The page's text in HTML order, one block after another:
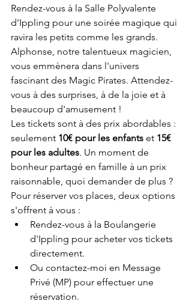
Rendez-vous à la Salle Polyvalente
d'Ippling pour une soirée magique qui
ravira les petits comme les grands.
Alphonse, notre talentueux magicien,
vous emmènera dans l'univers
fascinant des Magic Pirates. Attendez-
vous à des surprises, à de la joie et à
beaucoup d'amusement !
Les tickets sont à des prix abordables :
seulement 10€ pour les enfants et 15€
pour les adultes. Un moment de
bonheur partagé en famille à un prix
raisonnable, quoi demander de plus ?
Pour réserver vos places, deux options
s'offrent à vous :
Rendez-vous à la Boulangerie
d'Ippling pour acheter vos tickets
directement.
Ou contactez-moi en Message
Privé (MP) pour effectuer une
réservation.